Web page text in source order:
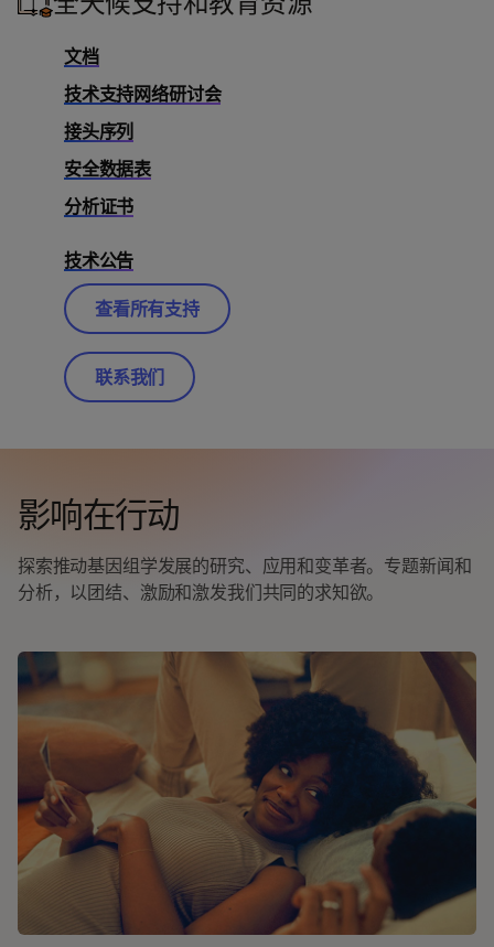
文档
技术支持网络研讨会
接头序列
安全数据表
分析证书
技术公告
查看所有支持
联系我们
影响在行动
探索推动基因组学发展的研究、应用和变革者。专题新闻和
分析，以团结、激励和激发我们共同的求知欲。